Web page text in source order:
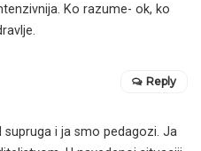
Ko razume- ok, ko
i ja smo pedagozi. Ja
Reply